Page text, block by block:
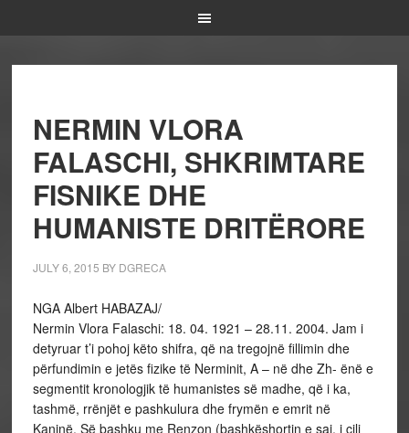
NERMIN VLORA
FALASCHI, SHKRIMTARE
FISNIKE DHE
HUMANISTE DRITËRORE
JULY 6, 2015 BY DGRECA
NGA Albert HABAZAJ/
Nermin Vlora Falaschi: 18. 04. 1921 – 28.11. 2004. Jam i
detyruar t’i pohoj këto shifra, që na tregojnë fillimin dhe
përfundimin e jetës fizike të Nerminit, A – në dhe Zh- ënë e
segmentit kronologjik të humanistes së madhe, që i ka,
tashmë, rrënjët e pashkulura dhe frymën e emrit në
Kaninë. Së bashku me Renzon (bashkëshortin e saj, i cili